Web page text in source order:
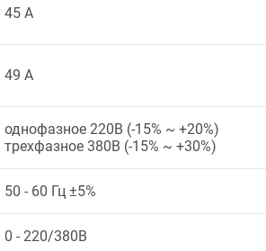
45 А
49 А
однофазное 220В (-15% ~ +20%)
трехфазное 380В (-15% ~ +30%)
50 - 60 Гц ±5%
0 - 220/380В